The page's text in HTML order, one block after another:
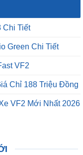
Chi Tiết
Green Chi Tiết
VF2
Chỉ 188 Triệu Đồng
VF2 Mới Nhất 2026